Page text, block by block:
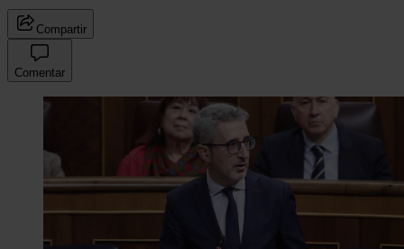
Compartir
Comentar